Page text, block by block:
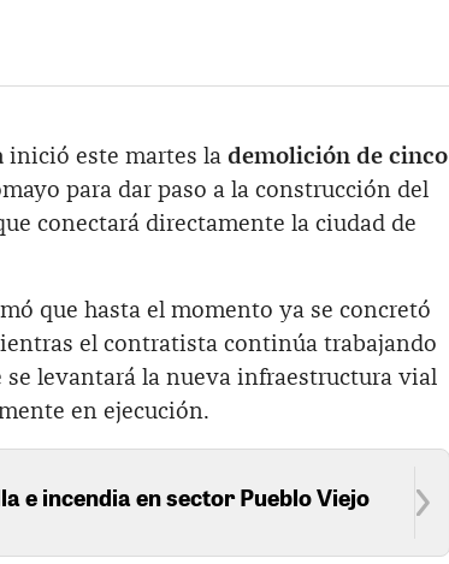
inició este martes la demolición de cinco
para dar paso a la construcción del
conectará directamente la ciudad de
que hasta el momento ya se concretó
el contratista continúa trabajando
levantará la nueva infraestructura vial
en ejecución.
e incendia en sector Pueblo Viejo